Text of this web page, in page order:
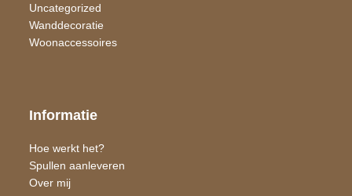
Uncategorized
Wand​decoratie
Woon​accessoires
Informatie
Hoe werkt het?
Spullen aanleveren
Over mij